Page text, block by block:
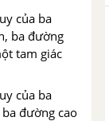
của ba
ba đường
tam giác
của ba
đường cao